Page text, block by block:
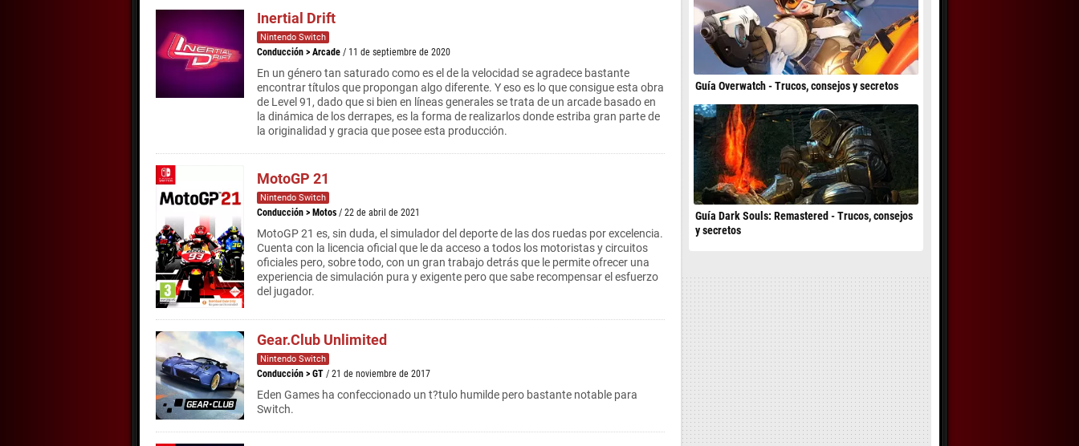
Inertial Drift
Nintendo Switch
Conducción > Arcade / 11 de septiembre de 2020
En un género tan saturado como es el de la velocidad se agradece bastante
encontrar títulos que propongan algo diferente. Y eso es lo que consigue esta obra
de Level 91, dado que si bien en líneas generales se trata de un arcade basado en
la dinámica de los derrapes, es la forma de realizarlos donde estriba gran parte de
la originalidad y gracia que posee esta producción.
MotoGP 21
Nintendo Switch
Conducción > Motos / 22 de abril de 2021
MotoGP 21 es, sin duda, el simulador del deporte de las dos ruedas por excelencia.
Cuenta con la licencia oficial que le da acceso a todos los motoristas y circuitos
oficiales pero, sobre todo, con un gran trabajo detrás que le permite ofrecer una
experiencia de simulación pura y exigente pero que sabe recompensar el esfuerzo
del jugador.
Gear.Club Unlimited
Nintendo Switch
Conducción > GT / 21 de noviembre de 2017
Eden Games ha confeccionado un t?tulo humilde pero bastante notable para
Switch.
Guía Overwatch - Trucos, consejos y secretos
Guía Dark Souls: Remastered - Trucos, consejos
y secretos